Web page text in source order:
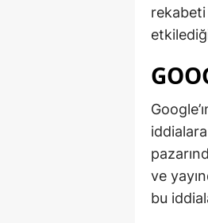
ve
bu